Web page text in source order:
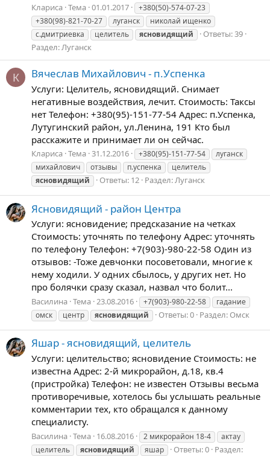
Клариса Тема 01.01.2017
+380(50)-574-07-23
+380(98)-821-70-27
луганск
николай ищенко
с.дмитриевка
целитель ясновидящий
Ответы: 39
Раздел:Луганск
К Вячеслав Михайлович - п.Успенка
Услуги: Целитель, ясновидящий. Снимает
негативные воздействия, лечит. Стоимость: Таксы
нет Телефон: +380(95)-151-77-54 Адрес: п.Успенка,
Лутугинский район, ул.Ленина, 191 Кто был
расскажите и принимает ли он сейчас.
Клариса Тема 31.12.2016 +380(95)-151-77-54
луганск
михайлович
отзывы п.успенка
целитель
ясновидящий
Ответы: 12 Раздел:Луганск
Ясновидящий - район Центра
Услуги: ясновидение; предсказание на четках
Стоимость: уточнять по телефону Адрес: уточнять
по телефону Телефон: +7(903)-980-22-58 Один из
отзывов: -Тоже девчонки посоветовали, многие к
нему ходили. У одних сбылось, у других нет. Но
про болячки сразу сказал, назвал что болит...
Василина Тема 23.08.2016 +7(903)-980-22-58
гадание
омск
центр ясновидящий Ответы: 0 Раздел: Омск
Яшар - ясновидящий, целитель
Услуги: целительство; ясновидение Стоимость: не
известна Адрес: 2-й микрорайон, д.18, кв.4
(пристройка) Телефон: не известен Отзывы весьма
противоречивые, хотелось бы услышать реальные
комментарии тех, кто обращался к данному
специалисту.
Василина Тема 16.08.2016 2 микрорайон 18-4
актау
целитель
ясновидящий яшар Ответы: 0 Раздел: